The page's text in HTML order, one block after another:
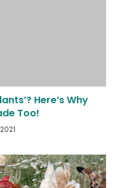
Here’s Why
Too!